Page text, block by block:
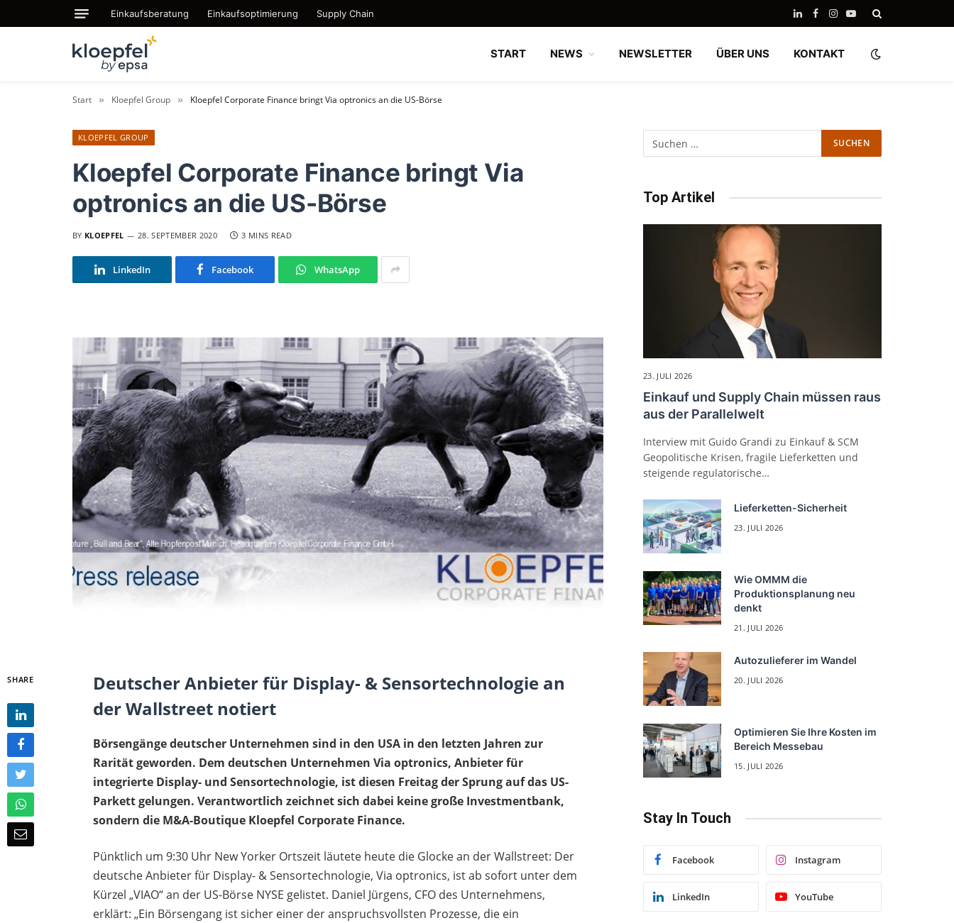
Einkaufsberatung Einkaufsoptimierung Supply Chain LinkedIn
Facebook
Instagram
YouTube
START NEWS NEWSLETTER ÜBER UNS KONTAKT
Start » Kloepfel Group » Kloepfel Corporate Finance bringt Via optronics an die US-Börse
KLOEPFEL GROUP
Kloepfel Corporate Finance bringt Via
optronics an die US-Börse
BY KLOEPFEL 28. SEPTEMBER 2020 3 MINS READ
LinkedIn Facebook WhatsApp
SHARE
Deutscher Anbieter für Display- & Sensortechnologie an
der Wallstreet notiert
Börsengänge deutscher Unternehmen sind in den USA in den letzten Jahren zur
Rarität geworden. Dem deutschen Unternehmen Via optronics, Anbieter für
integrierte Display- und Sensortechnologie, ist diesen Freitag der Sprung auf das US-
Parkett gelungen. Verantwortlich zeichnet sich dabei keine große Investmentbank,
sondern die M&A-Boutique Kloepfel Corporate Finance.
Pünktlich um 9:30 Uhr New Yorker Ortszeit läutete heute die Glocke an der Wallstreet: Der
deutsche Anbieter für Display- & Sensortechnologie, Via optronics, ist ab sofort unter dem
Kürzel „VIAO“ an der US-Börse NYSE gelistet. Daniel Jürgens, CFO des Unternehmens,
erklärt: „Ein Börsengang ist sicher einer der anspruchsvollsten Prozesse, die ein
Top Artikel
23. JULI 2026
Einkauf und Supply Chain müssen raus
aus der Parallelwelt
Interview mit Guido Grandi zu Einkauf & SCM
Geopolitische Krisen, fragile Lieferketten und
steigende regulatorische…
Lieferketten-Sicherheit
23. JULI 2026
Wie OMMM die
Produktionsplanung neu
denkt
21. JULI 2026
Autozulieferer im Wandel
20. JULI 2026
Optimieren Sie Ihre Kosten im
Bereich Messebau
15. JULI 2026
Stay In Touch
Facebook Instagram
LinkedIn YouTube